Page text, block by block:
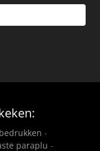
-
paraplu -